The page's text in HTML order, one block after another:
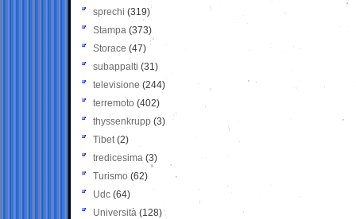
sprechi (319)
Stampa (373)
Storace (47)
subappalti (31)
televisione(244)
terremoto (402)
thyssenkrupp (3)
Tibet(2)
tredicesima (3)
Turismo (62)
Udc (64)
Università (128)